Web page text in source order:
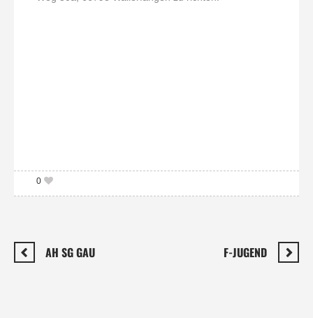
0
F-JUGEND
AH SG GAU